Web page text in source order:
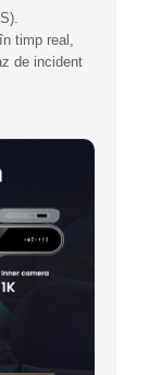
timp real,
de incident